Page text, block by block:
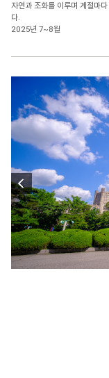
자연과 조화를 이루며 계절마
다.
2025년 7~8월